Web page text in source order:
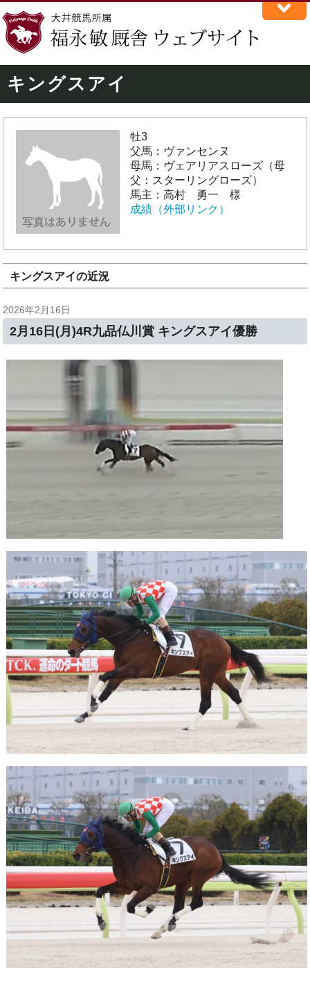
キングスアイ
牡3
父馬：ヴァンセンヌ
母馬：ヴェアリアスローズ（母
父：スターリングローズ）
馬主：高村 勇一 様
成績（外部リンク）
キングスアイの近況
2026年2月16日
2月16日(月)4R九品仏川賞 キングスアイ優勝